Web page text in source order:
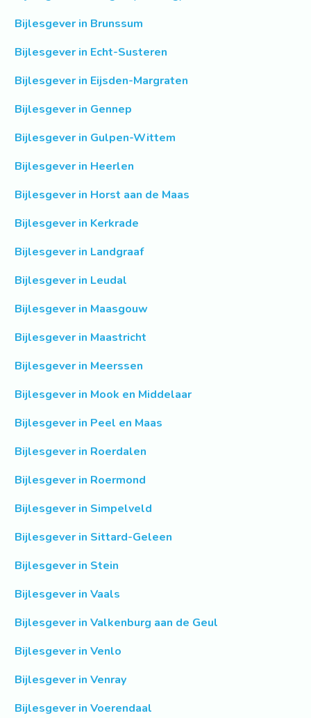
Bijlesgever in Brunssum
Bijlesgever in Echt-Susteren
Bijlesgever in Eijsden-Margraten
Bijlesgever in Gennep
Bijlesgever in Gulpen-Wittem
Bijlesgever in Heerlen
Bijlesgever in Horst aan de Maas
Bijlesgever in Kerkrade
Bijlesgever in Landgraaf
Bijlesgever in Leudal
Bijlesgever in Maasgouw
Bijlesgever in Maastricht
Bijlesgever in Meerssen
Bijlesgever in Mook en Middelaar
Bijlesgever in Peel en Maas
Bijlesgever in Roerdalen
Bijlesgever in Roermond
Bijlesgever in Simpelveld
Bijlesgever in Sittard-Geleen
Bijlesgever in Stein
Bijlesgever in Vaals
Bijlesgever in Valkenburg aan de Geul
Bijlesgever in Venlo
Bijlesgever in Venray
Bijlesgever in Voerendaal